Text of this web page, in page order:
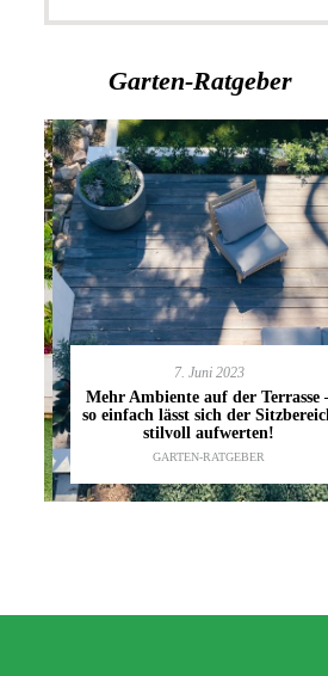
Garten-Ratgeber
7. Juni 2023
Mehr Ambiente auf der Terrasse –
so einfach lässt sich der Sitzbereich
stilvoll aufwerten!
GARTEN-RATGEBER